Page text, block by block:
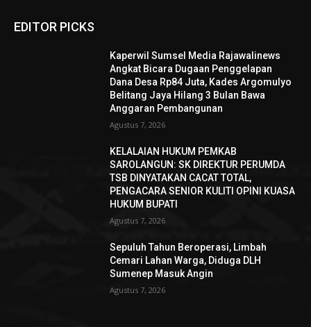
EDITOR PICKS
Kaperwil Sumsel Media Rajawalinews
Angkat Bicara Dugaan Penggelapan
Dana Desa Rp84 Juta, Kades Argomulyo
Belitang Jaya Hilang 3 Bulan Bawa
Anggaran Pembangunan
Agustus 7, 2026
KELALAIAN HUKUM PEMKAB
SAROLANGUN: SK DIREKTUR PERUMDA
TSB DINYATAKAN CACAT TOTAL,
PENGACARA SENIOR KULITI OPINI KUASA
HUKUM BUPATI
Agustus 7, 2026
Sepuluh Tahun Beroperasi, Limbah
Cemari Lahan Warga, Diduga DLH
Sumenep Masuk Angin
Agustus 7, 2026